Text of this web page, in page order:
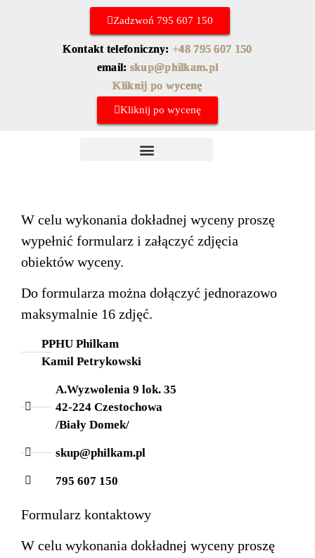
Zadzwoń 795 607 150
Kontakt telefoniczny:+48 795 607 150
email: skup@philkam.pl
Kliknij po wycenę
Kliknij po wycenę
W celu wykonania dokładnej wyceny proszę
wypełnić formularz i załączyć zdjęcia
obiektów wyceny.
Do formularza można dołączyć jednorazowo
maksymalnie 16 zdjęć.
PPHU Philkam
Kamil Petrykowski
A.Wyzwolenia 9 lok. 35
42-224 Czestochowa
/Biały Domek/
skup@philkam.pl
795 607 150
Formularz kontaktowy
W celu wykonania dokładnej wyceny proszę